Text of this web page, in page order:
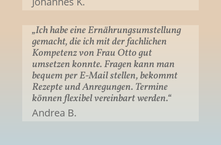
„Ich habe eine Ernährungsumstellung
gemacht, die ich mit der fachlichen
Kompetenz von Frau Otto gut
umsetzen konnte. Fragen kann man
bequem per E-Mail stellen, bekommt
Rezepte und Anregungen. Termine
können flexibel vereinbart werden.“
Andrea B.